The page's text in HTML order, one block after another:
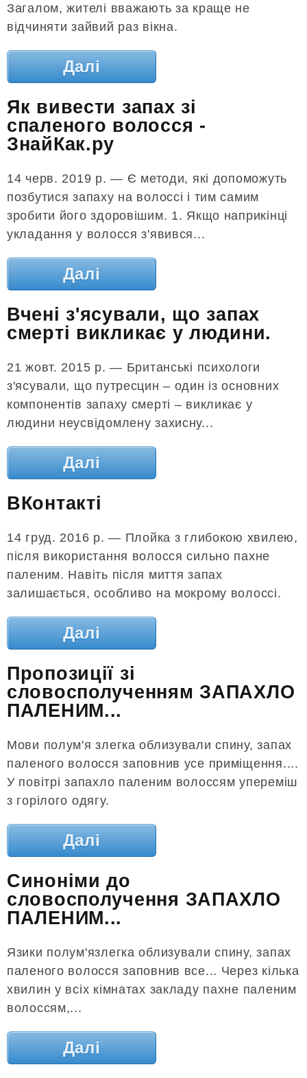
Загалом, жителі вважають за краще не
відчиняти зайвий раз вікна.
Далі
Як вивести запах зі
спаленого волосся -
ЗнайКак.ру
14 черв. 2019 р. — Є методи, які допоможуть
позбутися запаху на волоссі і тим самим
зробити його здоровішим. 1. Якщо наприкінці
укладання у волосся з'явився...
Далі
Вчені з'ясували, що запах
смерті викликає у людини.
21 жовт. 2015 р. — Британські психологи
з'ясували, що путресцин – один із основних
компонентів запаху смерті – викликає у
людини неусвідомлену захисну...
Далі
ВКонтакті
14 груд. 2016 р. — Плойка з глибокою хвилею,
після використання волосся сильно пахне
паленим. Навіть після миття запах
залишається, особливо на мокрому волоссі.
Далі
Пропозиції зі
словосполученням ЗАПАХЛО
ПАЛЕНИМ...
Мови полум'я злегка облизували спину, запах
паленого волосся заповнив усе приміщення....
У повітрі запахло паленим волоссям упереміш
з горілого одягу.
Далі
Синоніми до
словосполучення ЗАПАХЛО
ПАЛЕНИМ...
Язики полум'язлегка облизували спину, запах
паленого волосся заповнив все... Через кілька
хвилин у всіх кімнатах закладу пахне паленим
волоссям,...
Далі